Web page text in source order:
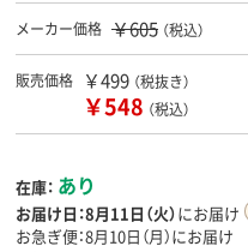
メーカー価格 ￥605 （税込）
販売価格 ￥499 （税抜き）
￥548 （税込）
在庫： あり
お届け日：8月11日（火）にお届け
お急ぎ便：8月10日（月）にお届け